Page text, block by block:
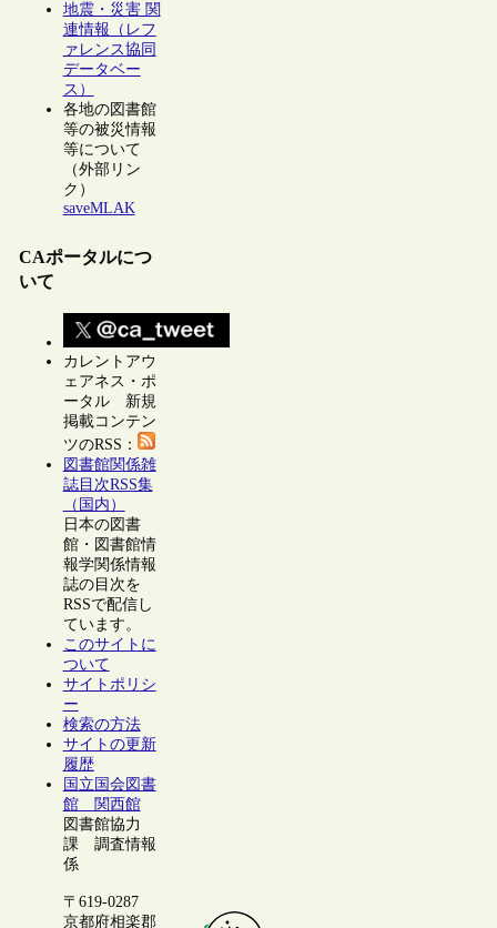
地震・災害 関
連情報（レフ
ァレンス協同
データベー
ス）
各地の図書館
等の被災情報
等について
（外部リン
ク）
saveMLAK
CAポータルにつ
いて
カレントアウ
ェアネス・ポ
ータル 新規
掲載コンテン
ツのRSS：
図書館関係雑
誌目次RSS集
（国内）
日本の図書
館・図書館情
報学関係情報
誌の目次を
RSSで配信し
ています。
このサイトに
ついて
サイトポリシ
ー
検索の方法
サイトの更新
履歴
国立国会図書
館 関西館
図書館協力
課 調査情報
係
〒619-0287
京都府相楽郡